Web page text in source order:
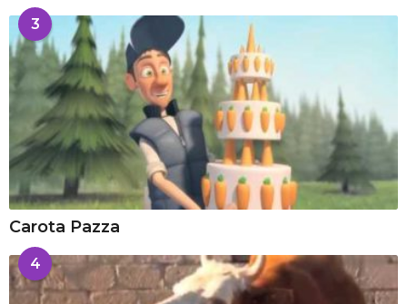
3
Carota Pazza
4